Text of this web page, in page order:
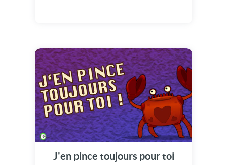
J'en pince toujours pour toi